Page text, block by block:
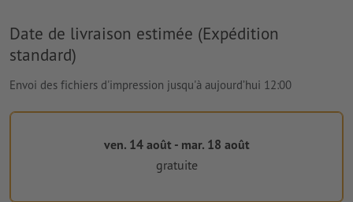
Date de livraison estimée (Expédition
standard)
Envoi des fichiers d'impression jusqu'à aujourd’hui 12:00
ven. 14 août - mar. 18 août
gratuite